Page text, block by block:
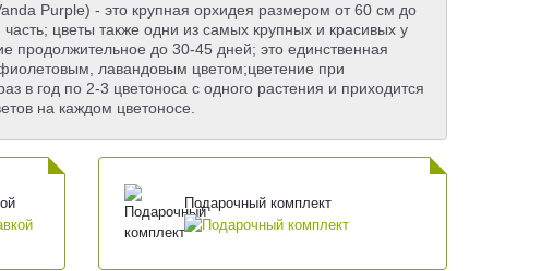
Purple) - это крупная орхидея размером от 60 см до
цветы также одни из самых крупных и красивых у
продолжительное до 30-45 дней; это единственная
лавандовым цветом;цветение при
в год по 2-3 цветоноса с одного растения и приходится
на каждом цветоносе.
Подарочный комплект